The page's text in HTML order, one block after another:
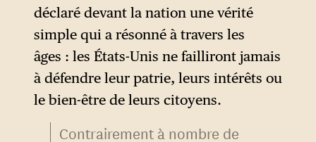
déclaré devant la nation une vérité
simple qui a résonné à travers les
âges : les États-Unis ne failliront jamais
à défendre leur patrie, leurs intérêts ou
le bien-être de leurs citoyens.
Contrairement à nombre de